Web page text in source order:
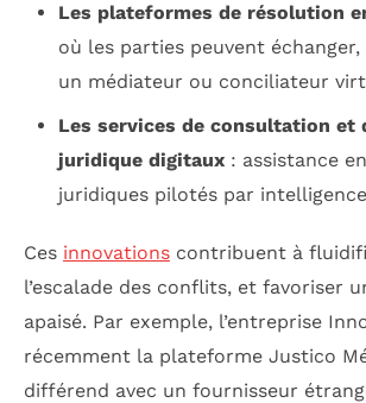
Les plateformes de résolution
où les parties peuvent
un médiateur ou conciliateur
Les services de consultation et
juridique digitaux: assistance
juridiques pilotés par
Ces innovations contribuent à
l’escalade des conflits, et favoriser
apaisé. Par exemple, l’entreprise
récemment la plateforme Justico
différend avec un fournisseur